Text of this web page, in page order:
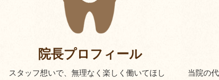
院長プロフィール
スタッフ想いで、無理なく楽しく働いてほし
当院の